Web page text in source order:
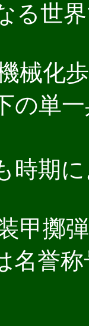
る世
械化
の単
時期
甲擲
名誉